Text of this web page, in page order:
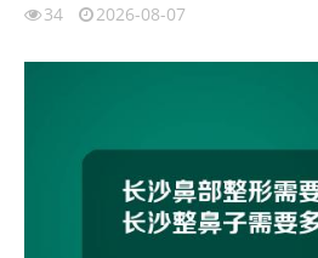
34 2026-08-07